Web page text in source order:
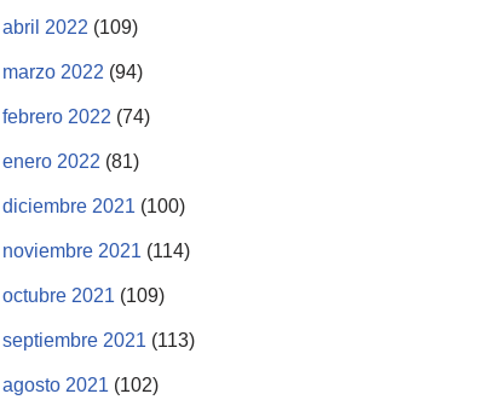
abril 2022 (109)
marzo 2022 (94)
febrero 2022 (74)
enero 2022 (81)
diciembre 2021 (100)
noviembre 2021 (114)
octubre 2021 (109)
septiembre 2021 (113)
agosto 2021 (102)